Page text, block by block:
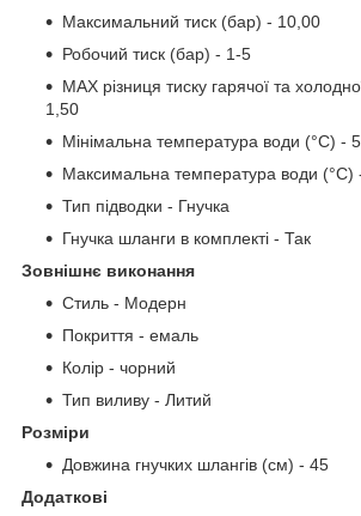
Максимальний тиск (бар) - 10,00
Робочий тиск (бар) - 1-5
MAX різниця тиску гарячої та
1,50
Мінімальна температура води (°C) - 5
Максимальна температура води (°C)
Тип підводки - Гнучка
Гнучка шланги в комплекті - Так
Зовнішнє виконання
Стиль - Модерн
Покриття - емаль
Колір - чорний
Тип виливу - Литий
Розміри
Довжина гнучких шлангів (см) - 45
Додаткові